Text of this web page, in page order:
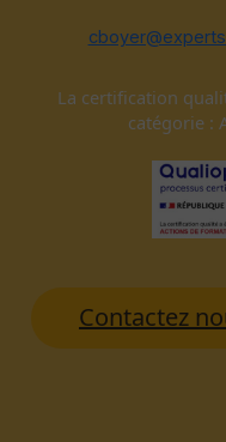
La certification
catégorie :
Contactez